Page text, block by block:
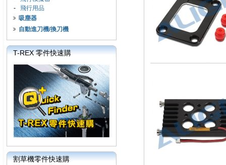
- 飛行用品
吸塵器
自動進刀機/換刀機
T-REX 零件快速購
割草機零件快速購